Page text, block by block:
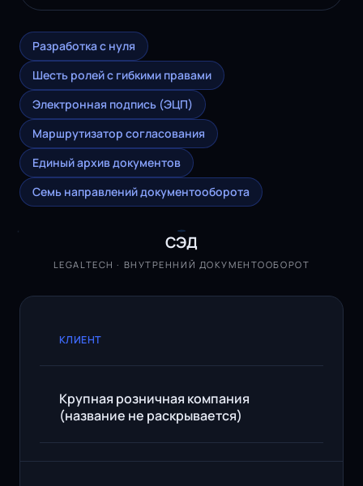
Разработка с нуля
Шесть ролей с гибкими правами
Электронная подпись (ЭЦП)
Маршрутизатор согласования
Единый архив документов
Семь направлений документооборота
СЭД
LEGALTECH · ВНУТРЕННИЙ ДОКУМЕНТООБОРОТ
КЛИЕНТ
Крупная розничная компания
(название не раскрывается)